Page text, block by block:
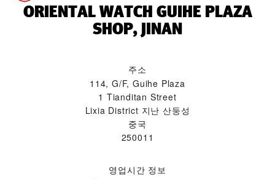
‭ORIENTAL WATCH GUIHE PLAZA
SHOP, JINAN‬
주소
114, G/F, Guihe Plaza
1 Tianditan Street
Lixia District 지난 산둥성
중국
250011
영업시간 정보